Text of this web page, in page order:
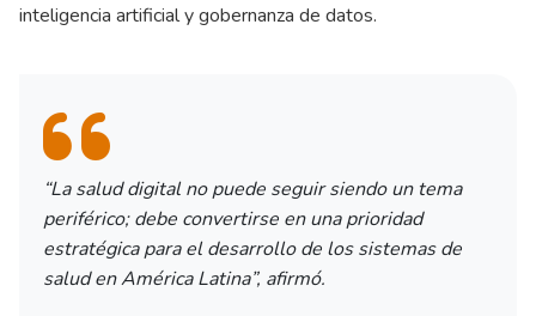
inteligencia artificial y gobernanza de datos.
“La salud digital no puede seguir siendo un tema
periférico; debe convertirse en una prioridad
estratégica para el desarrollo de los sistemas de
salud en América Latina”, afirmó.